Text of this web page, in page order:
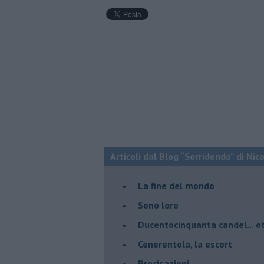
Articoli dal Blog “Sorridendo” di
La fine del mondo
Sono loro
Ducentocinquanta candel...
Cenerentola, la escort